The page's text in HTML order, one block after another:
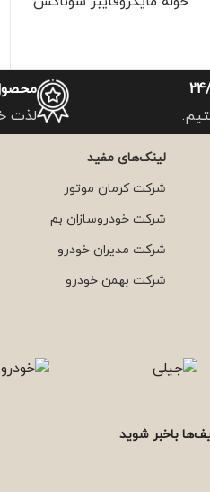
لذت
لینک‌های مفید
شرکت کرمان موتور
شرکت خودروسازان بم
شرکت مدیران خودرو
شرکت بهمن خودرو
باخبر شوید